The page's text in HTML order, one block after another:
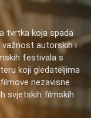
tvrtka koja spada
autorskih i
festivala s
koji gledateljima
nezavisne
svjetskih filmskih